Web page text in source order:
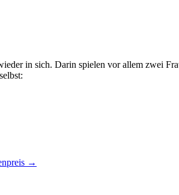
in sich. Darin spielen vor allem zwei
→